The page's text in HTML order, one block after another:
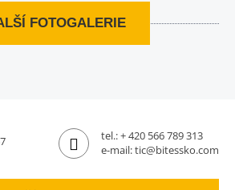
FOTOGALERIE
tel.:+ 420 566 789 313
e-mail:tic@bitessko.com